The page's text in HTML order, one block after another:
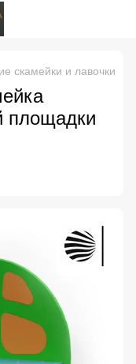
скамейки и лавочки
площадки